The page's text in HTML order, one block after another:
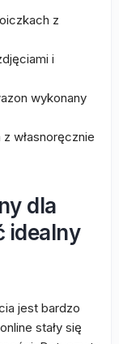
z
i
wykonany
własnoręcznie
dla
idealny
jest bardzo
stały się